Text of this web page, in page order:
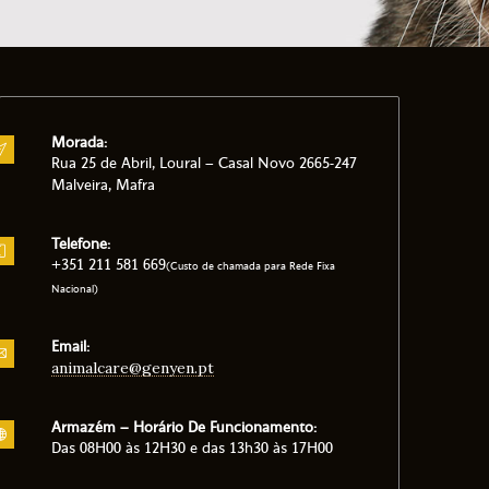
Morada:
Rua 25 de Abril, Loural – Casal Novo 2665-247
Malveira, Mafra
Telefone:
+351 211 581 669(Custo de chamada para Rede Fixa
Nacional)
Email:
animalcare@genyen.pt
Armazém – Horário De Funcionamento:
Das 08H00 às 12H30 e das 13h30 às 17H00